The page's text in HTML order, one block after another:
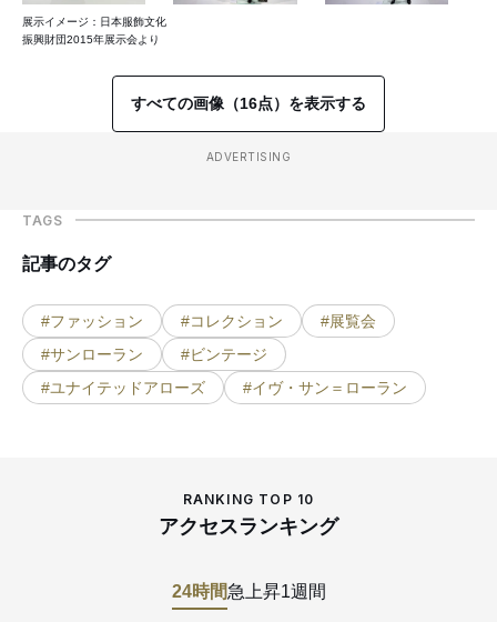
展示イメージ：日本服飾文化
振興財団2015年展示会より
すべての画像（16点）を表示する
ADVERTISING
TAGS
記事のタグ
#ファッション #コレクション
#展覧会
#サンローラン
#ビンテージ
#ユナイテッドアローズ
#イヴ・サン＝ローラン
RANKING TOP 10
アクセスランキング
24時間急上昇1週間